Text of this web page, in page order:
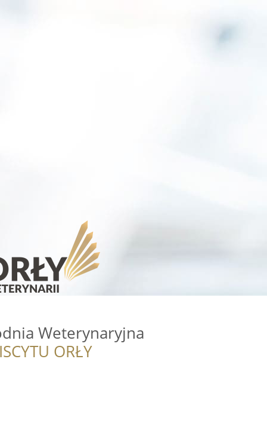
Weterynaryjna
ORŁY